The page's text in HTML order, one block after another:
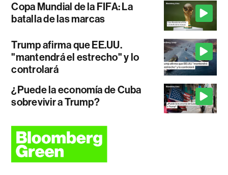
Copa Mundial de la FIFA: La
batalla de las marcas
Trump afirma que EE.UU.
"mantendrá el estrecho" y lo
controlará
¿Puede la economía de Cuba
sobrevivir a Trump?